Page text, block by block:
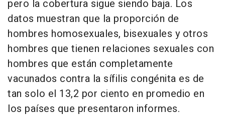
pero la cobertura sigue siendo baja. Los
datos muestran que la proporción de
hombres homosexuales, bisexuales y otros
hombres que tienen relaciones sexuales con
hombres que están completamente
vacunados contra la sífilis congénita es de
tan solo el 13,2 por ciento en promedio en
los países que presentaron informes.